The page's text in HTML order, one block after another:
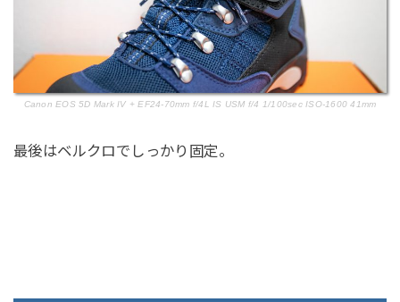
Canon EOS 5D Mark IV + EF24-70mm f/4L IS USM f/4 1/100sec ISO-1600 41mm
最後はベルクロでしっかり固定。